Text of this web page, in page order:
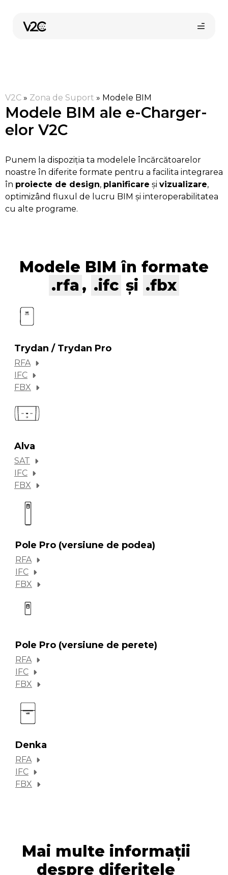
conținut
V2C » Zona de Suport » Modele BIM
Modele BIM ale e-Charger-
elor V2C
Punem la dispoziția ta modelele încărcătoarelor
noastre în diferite formate pentru a facilita integrarea
în proiecte de design, planificare și vizualizare,
optimizând fluxul de lucru BIM și interoperabilitatea
cu alte programe.
Modele BIM în formate
.rfa , .ifc și .fbx
Trydan / Trydan Pro
RFA
IFC
FBX
Alva
SAT
IFC
FBX
Pole Pro (versiune de podea)
RFA
IFC
FBX
Pole Pro (versiune de perete)
RFA
IFC
FBX
Denka
RFA
IFC
FBX
Mai multe informații
despre diferitele